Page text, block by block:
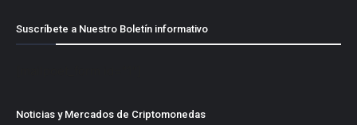
Suscríbete a Nuestro Boletín informativo
Noticias y Mercados de Criptomonedas